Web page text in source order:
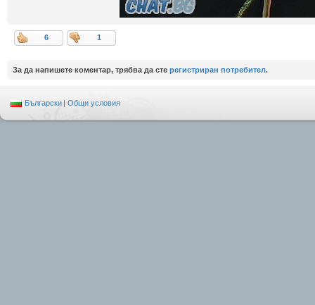
6 1
За да напишете коментар, трябва да сте регистриран потребител.
Български | Общи условия